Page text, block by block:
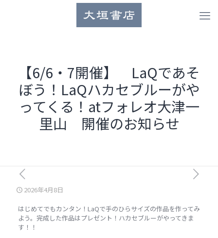
【6/6・7開催】 LaQであそ
ぼう！LaQハカセブルーがや
ってくる！atフォレオ大津一
里山 開催のお知らせ
2026年4月8日
はじめてでもカンタン！ LaQで手のひらサイズの作品を作ってみ
よう。完成した作品はプレゼント！ハカセブルーがやってきま
す！！